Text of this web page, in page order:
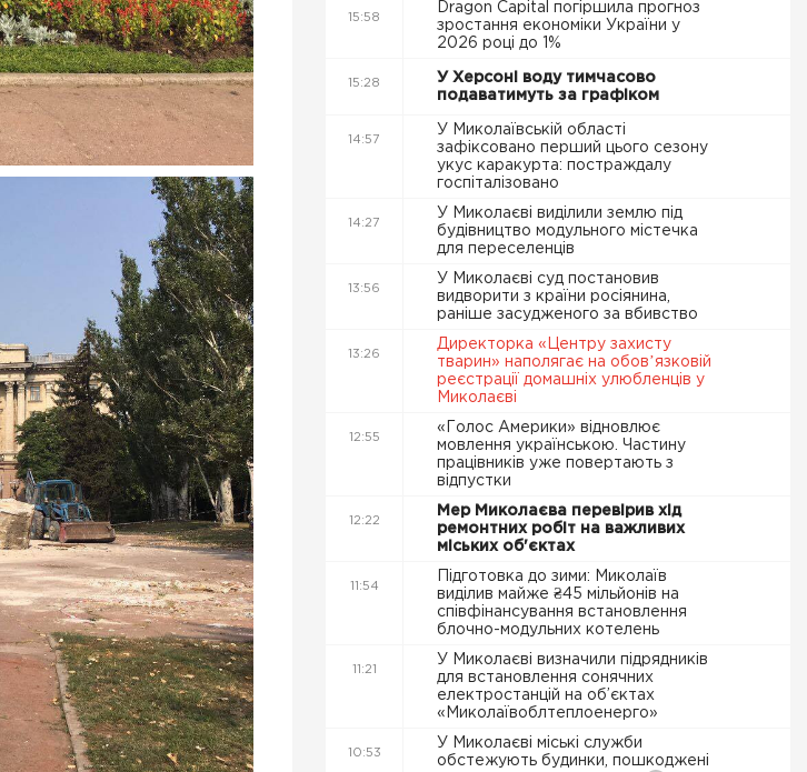
15:58
Dragon Capital погіршила прогноз
зростання економіки України у
2026 році до 1%
15:28
У Херсоні воду тимчасово
подаватимуть за графіком
14:57
У Миколаївській області
зафіксовано перший цього сезону
укус каракурта: постраждалу
госпіталізовано
14:27
У Миколаєві виділили землю під
будівництво модульного містечка
для переселенців
13:56
У Миколаєві суд постановив
видворити з країни росіянина,
раніше засудженого за вбивство
13:26
Директорка «Центру захисту
тварин» наполягає на обовʼязковій
реєстрації домашніх улюбленців у
Миколаєві
12:55
«Голос Америки» відновлює
мовлення українською. Частину
працівників уже повертають з
відпустки
12:22
Мер Миколаєва перевірив хід
ремонтних робіт на важливих
міських об'єктах
11:54
Підготовка до зими: Миколаїв
виділив майже ₴45 мільйонів на
співфінансування встановлення
блочно-модульних котелень
11:21
У Миколаєві визначили підрядників
для встановлення сонячних
електростанцій на об’єктах
«Миколаївоблтеплоенерго»
10:53
У Миколаєві міські служби
обстежують будинки, пошкоджені